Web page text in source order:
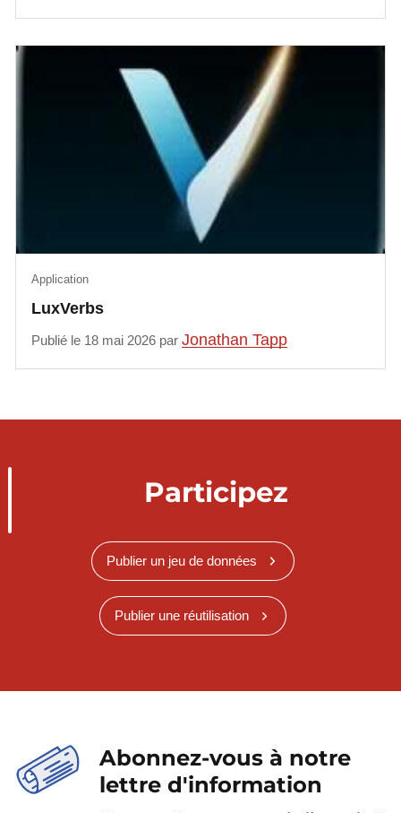
LuxVerbs
Application
Publié le 18 mai 2026 parJonathan Tapp
Participez
Publier un jeu de données
Publier une réutilisation
Abonnez-vous à notre
lettre d'information